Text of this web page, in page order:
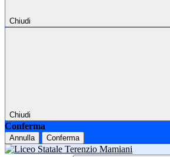
Chiudi
Chiudi
Conferma
Annulla Conferma